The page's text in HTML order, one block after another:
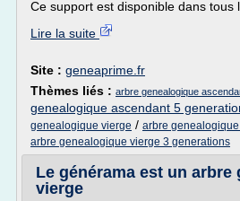
Ce support est disponible dans tous
Lire la suite
Site : geneaprime.fr
Thèmes liés : arbre genealogique
genealogique ascendant 5
genealogique vierge / arbre
arbre genealogique vierge 3 generations
Le générama est un arbre
vierge